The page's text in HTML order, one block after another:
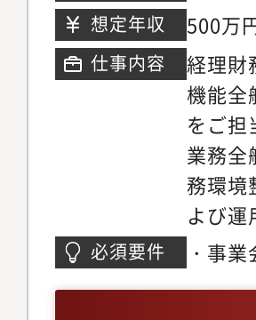
出向
※雇
の範囲
想定年収
仕事内容
経理財
機能全
をご
業務
務環
よび
強化■
理体
必須要件
・事